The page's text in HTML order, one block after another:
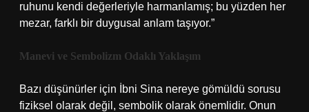
ruhunu kendi değerleriyle harmanlamış; bu yüzden her
mezar, farklı bir duygusal anlam taşıyor.”
Manevi ve Sembolizm Odaklı Yaklaşım
Bazı düşünürler için İbni Sina nereye gömüldü sorusu
fiziksel olarak değil, sembolik olarak önemlidir. Onun